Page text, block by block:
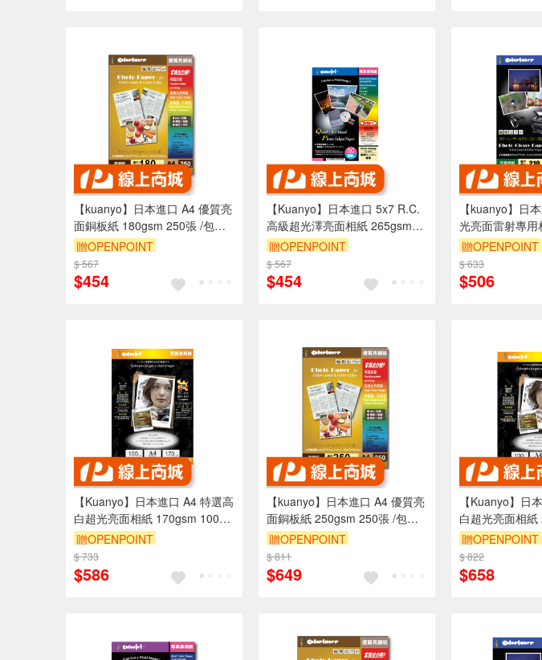
【kuanyo】日本進口 A4 優質亮
面銅板紙 180gsm 250張 /包
GS180
贈OPENPOINT
$ 567
$454
【Kuanyo】日本進口 5x7 R.C.
高級超光澤亮面相紙 265gsm
100張 /包 CS265L(沖洗店照片
相同材質)
贈OPENPOINT
$ 567
$454
【kuanyo】日
光亮面雷射專
100張 /包 GW210
贈OPENPOINT
$ 633
$506
【Kuanyo】日本進口 A4 特選高
白超光亮面相紙 170gsm 100張
/包 GB170
贈OPENPOINT
$ 733
$586
【kuanyo】日本進口 A4 優質亮
面銅板紙 250gsm 250張 /包
GS250
贈OPENPOINT
$ 811
$649
【Kuanyo】日
白超光亮面相
/包 GB200
贈OPENPOINT
$ 822
$658